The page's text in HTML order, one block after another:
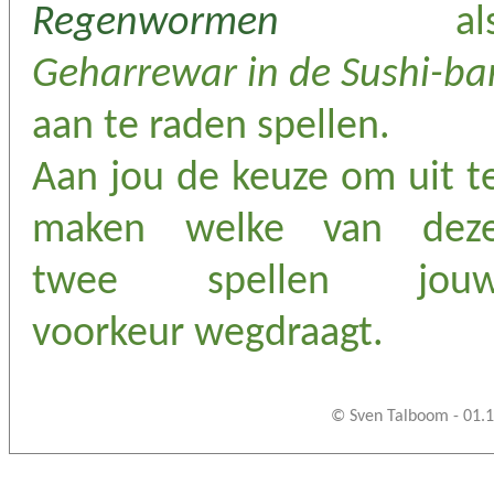
Regenwormen
Geharrewar in de Sushi-
aan te raden spellen.
Aan jou de keuze om uit
maken welke van
twee spellen
voorkeur wegdraagt.
© Sven Talboom -